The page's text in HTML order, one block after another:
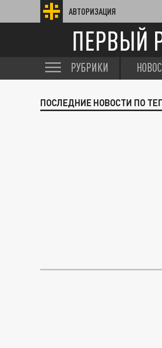
АВТОРИЗАЦИЯ
ПЕРВЫЙ
РУБРИКИ
ПОСЛЕДНИЕ НОВОСТИ ПО